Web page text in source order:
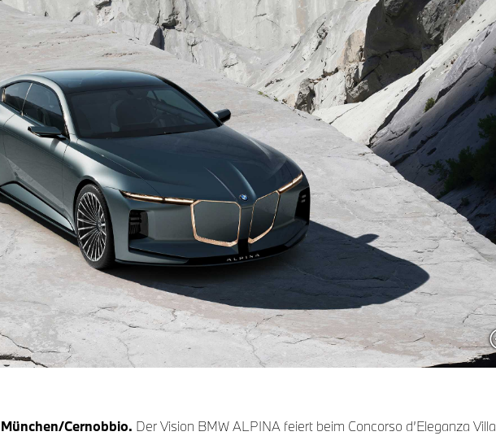
München/Cernobbio. Der Vision BMW ALPINA feiert beim Concorso d’Eleganza Villa